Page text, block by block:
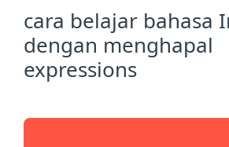
cara belajar bahasa
dengan menghapal
expressions